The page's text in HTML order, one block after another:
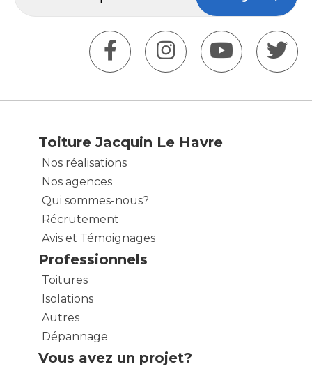
Toiture Jacquin Le Havre
Nos réalisations
Nos agences
Qui sommes-nous?
Récrutement
Avis et Témoignages
Professionnels
Toitures
Isolations
Autres
Dépannage
Vous avez un projet?